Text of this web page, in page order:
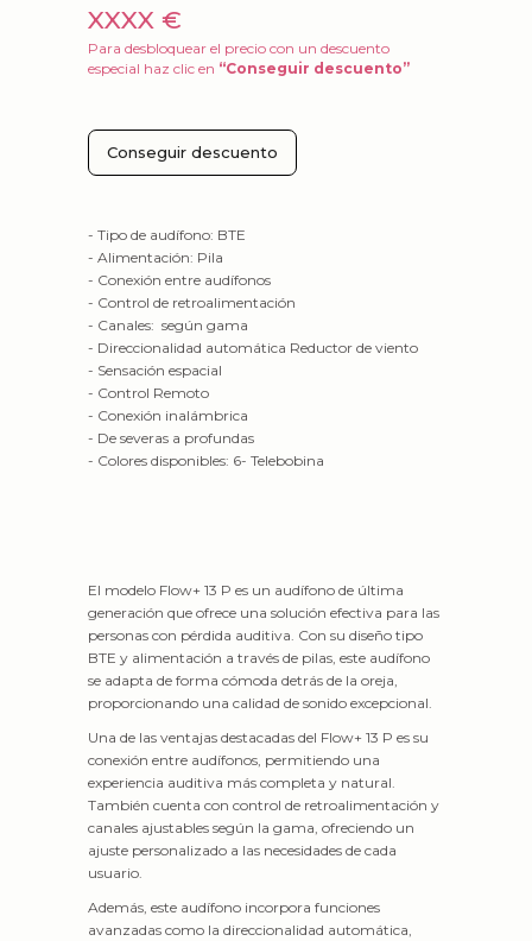
XXXX €
Para desbloquear el precio con un descuento
especial haz clic en “Conseguir descuento”
Conseguir descuento
- Tipo de audífono: BTE
- Alimentación: Pila
- Conexión entre audífonos
- Control de retroalimentación
- Canales: según gama
- Direccionalidad automática Reductor de viento
- Sensación espacial
- Control Remoto
- Conexión inalámbrica
- De severas a profundas
- Colores disponibles: 6- Telebobina
El modelo Flow+ 13 P es un audífono de última
generación que ofrece una solución efectiva para las
personas con pérdida auditiva. Con su diseño tipo
BTE y alimentación a través de pilas, este audífono
se adapta de forma cómoda detrás de la oreja,
proporcionando una calidad de sonido excepcional.
Una de las ventajas destacadas del Flow+ 13 P es su
conexión entre audífonos, permitiendo una
experiencia auditiva más completa y natural.
También cuenta con control de retroalimentación y
canales ajustables según la gama, ofreciendo un
ajuste personalizado a las necesidades de cada
usuario.
Además, este audífono incorpora funciones
avanzadas como la direccionalidad automática,